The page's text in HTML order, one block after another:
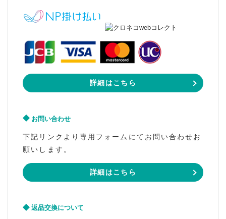
詳細はこちら
お問い合わせ
下記リンクより専用フォームにてお問い合わせお
願いします。
詳細はこちら
返品交換について